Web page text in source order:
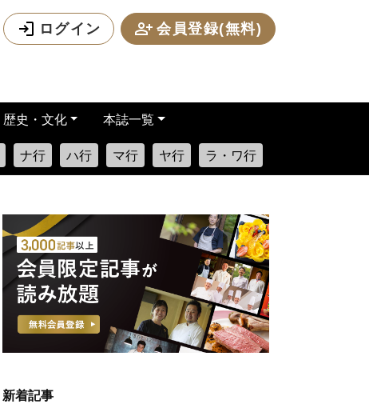
ログイン 会員登録(無料)
歴史・文化 本誌一覧
ナ行 ハ行 マ行 ヤ行 ラ・ワ行
新着記事